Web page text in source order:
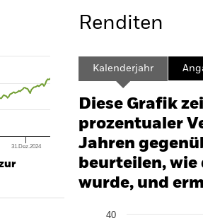
Time. Range: 2018-07-01 00:00:00 to
values. Range: -120 to 240.
31.Dez.2024
Renditen
Kalenderjahr
Diese Grafik
prozentualer
Jahren
beurteilen,
wurde, und
Bar chart with 2 data
40